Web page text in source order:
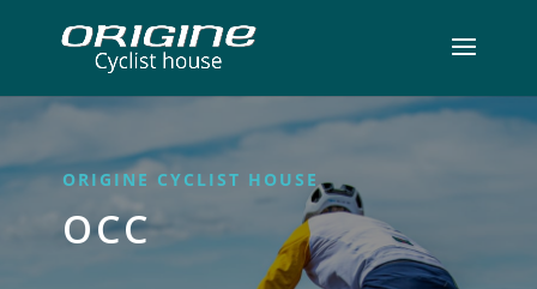
ORIGINE CYCLIST HOUSE
OCC